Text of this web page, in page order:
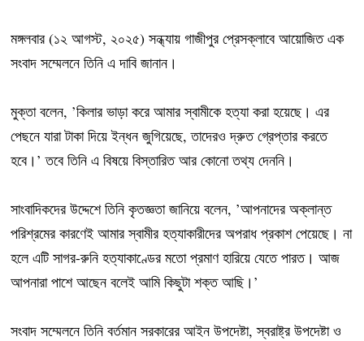
মঙ্গলবার (১২ আগস্ট, ২০২৫) সন্ধ্যায় গাজীপুর প্রেসক্লাবে আয়োজিত এক
সংবাদ সম্মেলনে তিনি এ দাবি জানান।
মুক্তা বলেন, ’কিলার ভাড়া করে আমার স্বামীকে হত্যা করা হয়েছে। এর
পেছনে যারা টাকা দিয়ে ইন্ধন জুগিয়েছে, তাদেরও দ্রুত গ্রেপ্তার করতে
হবে।’ তবে তিনি এ বিষয়ে বিস্তারিত আর কোনো তথ্য দেননি।
সাংবাদিকদের উদ্দেশে তিনি কৃতজ্ঞতা জানিয়ে বলেন, ’আপনাদের অক্লান্ত
পরিশ্রমের কারণেই আমার স্বামীর হত্যাকারীদের অপরাধ প্রকাশ পেয়েছে। না
হলে এটি সাগর-রুনি হত্যাকাণ্ডের মতো প্রমাণ হারিয়ে যেতে পারত। আজ
আপনারা পাশে আছেন বলেই আমি কিছুটা শক্ত আছি।’
সংবাদ সম্মেলনে তিনি বর্তমান সরকারের আইন উপদেষ্টা, স্বরাষ্ট্র উপদেষ্টা ও